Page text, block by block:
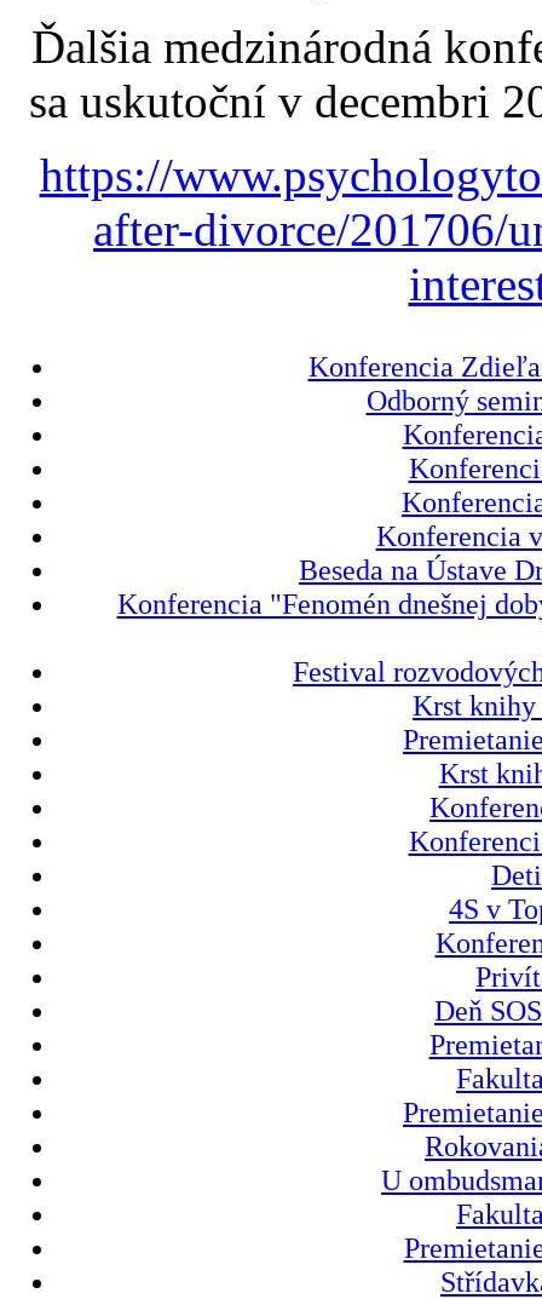
Ďalšia medzinárodná
sa uskutoční v decembri
https://
after-divorce/201706/
Konferencia
Odborný
Konferencia
Beseda na Ústave
Konferencia "Fenomén dnešnej
Festival
Krst knihy
Krst
4S v
Deň
U